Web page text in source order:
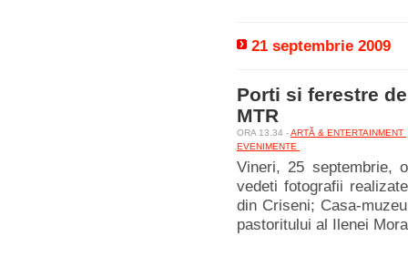
21 septembrie 2009
Porti si ferestre
MTR
ORA 13.34 -ARTĂ & ENTERTAINMENT
EVENIMENTE
Vineri, 25 septembrie,
vedeti fotografii
din Criseni; Casa-
pastoritului al Ilenei